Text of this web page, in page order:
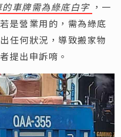
的車牌需為綠底白字 ，一
是營業用的，需為綠底
任何狀況，導致搬家物
提出申訴唷。